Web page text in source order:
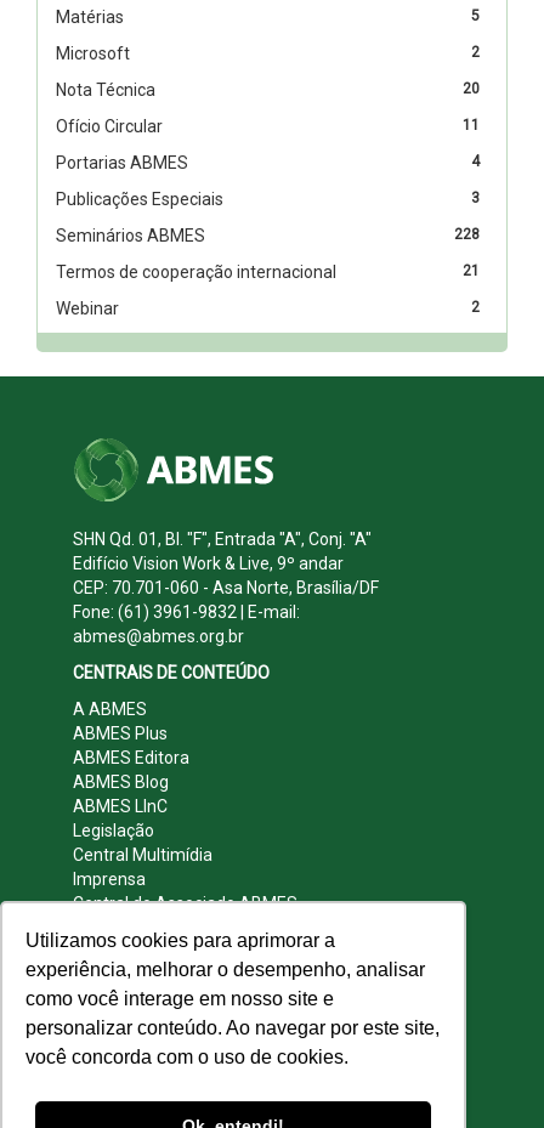
Utilizamos cookies para aprimorar a
experiência, melhorar o desempenho, analisar
como você interage em nosso site e
personalizar conteúdo. Ao navegar por este site,
você concorda com o uso de cookies.
5
Matérias
2
Microsoft
20
Nota Técnica
11
Ofício Circular
4
Portarias ABMES
3
Publicações Especiais
228
Seminários ABMES
21
Termos de cooperação internacional
2
Webinar
SHN Qd. 01, Bl. "F", Entrada "A", Conj. "A"
Edifício Vision Work & Live, 9º andar
CEP: 70.701-060 - Asa Norte, Brasília/DF
Fone: (61) 3961-9832 | E-mail:
abmes@abmes.org.br
CENTRAIS DE CONTEÚDO
A ABMES
ABMES Plus
ABMES Editora
ABMES Blog
ABMES LInC
Legislação
Central Multimídia
Imprensa
Central do Associado ABMES
REDES SOCIAIS
reservados.